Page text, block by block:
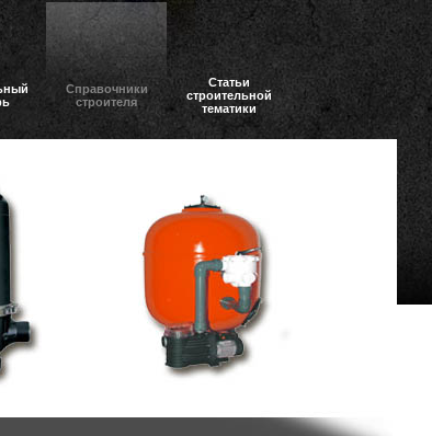
Справочники
строителя
Статьи
строительной
тематики